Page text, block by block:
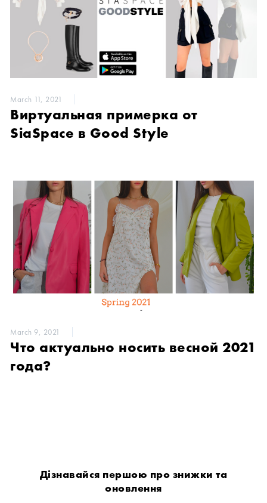
March 11, 2021
Виртуальная примерка от
SiaSpace в Good Style
March 9, 2021
Что актуально носить весной 2021
года?
Дізнавайся першою про знижки та
оновлення